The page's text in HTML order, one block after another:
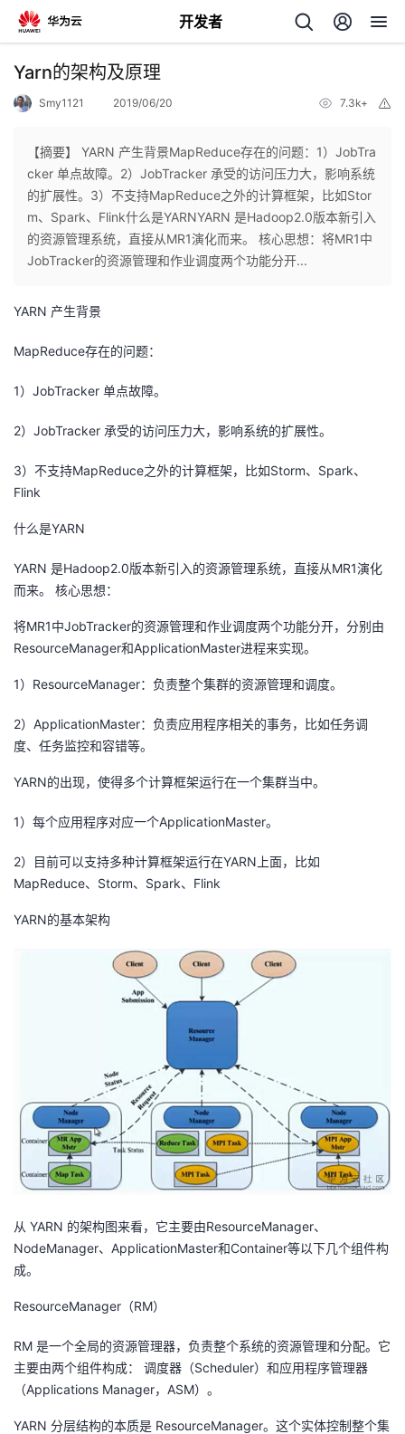
开发者
返
个
人
主
页
我
的
开
发
者
我
的
博
我
的
坛
我
圈
的
播
我
活
动
的
关
注
我
的
开
发
者
课
程
的
认
证
我
的
实
我
的
藏
我
的
Programs
我
的
支
术
支
持
云
声
建
Yarn的架构及原理
Smy1121 2019/06/20 7.3k+
【摘要】 YARN 产生背景MapReduce存在的问题：1）JobTra
cker 单点故障。2）JobTracker 承受的访问压力大，影响系统
的扩展性。3）不支持MapReduce之外的计算框架，比如Stor
m、Spark、Flink什么是YARNYARN 是Hadoop2.0版本新引入
的资源管理系统，直接从MR1演化而来。 核心思想：将MR1中
JobTracker的资源管理和作业调度两个功能分开...
YARN 产生背景
MapReduce存在的问题：
1）JobTracker 单点故障。
2）JobTracker 承受的访问压力大，影响系统的扩展性。
3）不支持MapReduce之外的计算框架，比如Storm、Spark、
Flink
什么是YARN
YARN 是Hadoop2.0版本新引入的资源管理系统，直接从MR1演化
而来。 核心思想：
将MR1中JobTracker的资源管理和作业调度两个功能分开，分别由
ResourceManager和ApplicationMaster进程来实现。
1）ResourceManager：负责整个集群的资源管理和调度。
2）ApplicationMaster：负责应用程序相关的事务，比如任务调
度、任务监控和容错等。
YARN的出现，使得多个计算框架运行在一个集群当中。
1）每个应用程序对应一个ApplicationMaster。
2）目前可以支持多种计算框架运行在YARN上面，比如
MapReduce、Storm、Spark、Flink
YARN的基本架构
从 YARN 的架构图来看，它主要由ResourceManager、
NodeManager、ApplicationMaster和Container等以下几个组件构
成。
ResourceManager（RM）
RM 是一个全局的资源管理器，负责整个系统的资源管理和分配。它
主要由两个组件构成： 调度器（Scheduler）和应用程序管理器
（Applications Manager，ASM）。
YARN 分层结构的本质是 ResourceManager。这个实体控制整个集